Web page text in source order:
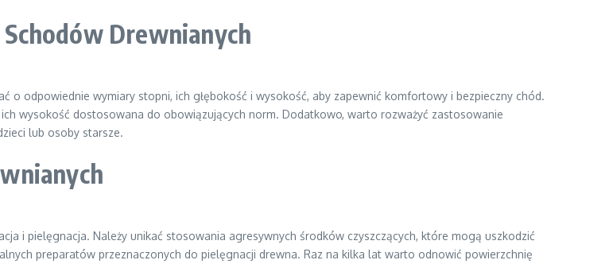
Schodów Drewnianych
o odpowiednie wymiary stopni, ich głębokość i wysokość, aby zapewnić komfortowy i bezpieczny chód.
wysokość dostosowana do obowiązujących norm. Dodatkowo, warto rozważyć zastosowanie
lub osoby starsze.
i pielęgnacja. Należy unikać stosowania agresywnych środków czyszczących, które mogą uszkodzić
preparatów przeznaczonych do pielęgnacji drewna. Raz na kilka lat warto odnowić powierzchnię